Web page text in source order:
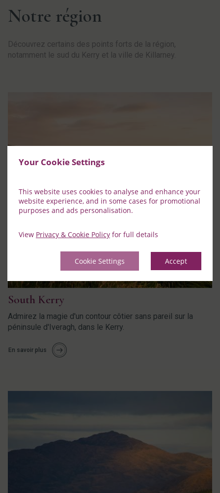
Your Cookie Settings
This website uses cookies to analyse and enhance your
website experience, and in some cases for promotional
purposes and ads personalisation.
View Privacy & Cookie Policy for full details
Cookie Settings Accept
Notre région
Découvrez certains des points forts de la région,
notamment le sud du Kerry et la ville de Killarney.
South Kerry
Admirez la magie d'un contour côtier sans pareil sur la
péninsule d'Iveragh, dans le Kerry.
En savoir plus